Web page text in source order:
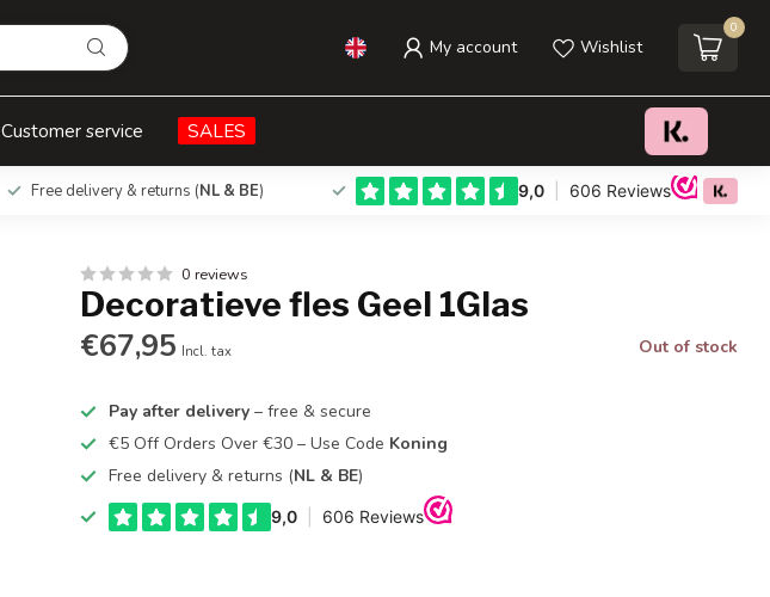
My account Wishlist
0
Customer service SALES
Free delivery & returns (NL & BE)
0 reviews
Decoratieve fles Geel 1Glas
€67,95 Incl. tax Out of stock
Pay after delivery – free & secure
€5 Off Orders Over €30 – Use Code Koning
Free delivery & returns (NL & BE)